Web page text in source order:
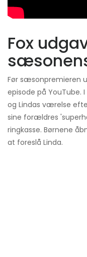
Fox
Før sæsonpremieren
episode på YouTube.
og Lindas værelse
sine forældres
ringkasse. Børnene
at foreslå Linda.